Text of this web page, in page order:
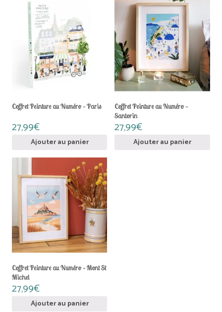
Coffret Peinture au Numéro – Paris
27,99€
Ajouter au panier
Coffret Peinture au Numéro –
Santorin
27,99€
Ajouter au panier
Coffret Peinture au Numéro – Mont St
Michel
27,99€
Ajouter au panier